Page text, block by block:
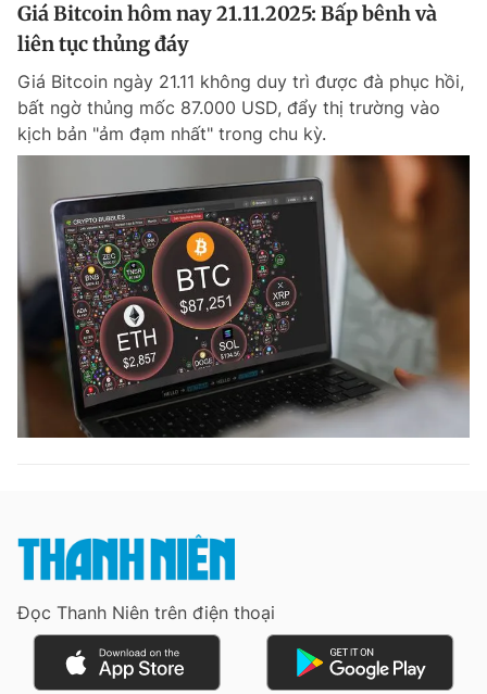
Đọc Thanh Niên trên điện thoại
Theo dõi báo trên
Hotline
0906 645 777
Liên hệ quảng cáo
0908 780 404
Quảng cáo RSS Tòa soạn Chính sách bảo
Tổng thư ký tòa soạn: Đức Trung
Giấy phép xuất bản số 110/GP - BTTTT cấp ngày 24.3.2020
dưới mọi hình thức nếu không có sự chấp thuận bằng văn bản.
Phát triển bởi ePi Technologies, JSC.
Giá Bitcoin hôm nay 21.11.2025: Bấp bênh và
liên tục thủng đáy
Giá Bitcoin ngày 21.11 không duy trì được đà phục hồi,
bất ngờ thủng mốc 87.000 USD, đẩy thị trường vào
kịch bản "ảm đạm nhất" trong chu kỳ.
Đọc Thanh Niên trên điện thoại